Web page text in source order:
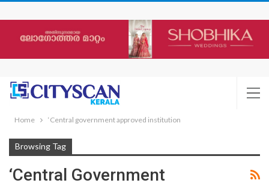
Home ‘Central government approved institution
Browsing Tag
‘Central Government